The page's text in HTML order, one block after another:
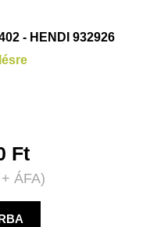
- HENDI 932926
Ft
ÁFA)